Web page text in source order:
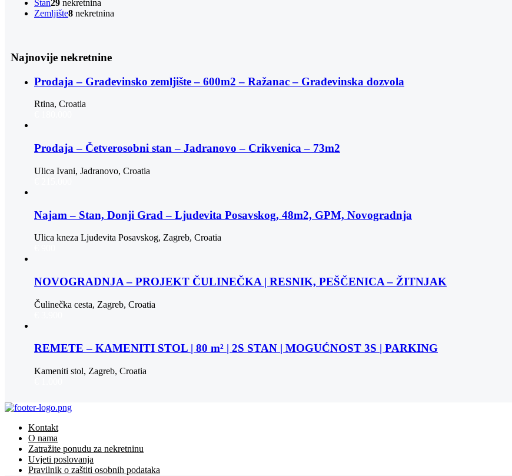
Stan29 nekretnina
Zemljište8 nekretnina
Najnovije nekretnine
Prodaja – Građevinsko zemljište – 600m2 – Ražanac – Građevinska dozvola
Rtina, Croatia
Prodaja – Četverosobni stan – Jadranovo – Crikvenica – 73m2
Ulica Ivani, Jadranovo, Croatia
Najam – Stan, Donji Grad – Ljudevita Posavskog, 48m2, GPM, Novogradnja
Ulica kneza Ljudevita Posavskog, Zagreb, Croatia
NOVOGRADNJA – PROJEKT ČULINEČKA | RESNIK, PEŠČENICA – ŽITNJAK
Čulinečka cesta, Zagreb, Croatia
REMETE – KAMENITI STOL | 80 m² | 2S STAN | MOGUĆNOST 3S | PARKING
Kameniti stol, Zagreb, Croatia
Kontakt
O nama
Zatražite ponudu za nekretninu
Uvjeti poslovanja
Pravilnik o zaštiti osobnih podataka